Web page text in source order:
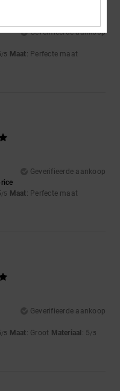
Geverifieerde aankoop
/5 Maat: Perfecte maat
Geverifieerde aankoop
/5 Maat: Perfecte maat
Geverifieerde aankoop
/5 Maat: Groot Materiaal : 5/5